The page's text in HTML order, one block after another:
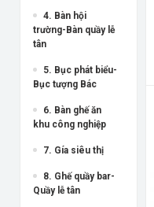
4. Bàn hội
trường-Bàn quầy lễ
tân
5. Bục phát biểu-
Bục tượng Bác
6. Bàn ghế ăn
khu công nghiệp
7. Gía siêu thị
8. Ghế quầy bar-
Quầy lễ tân